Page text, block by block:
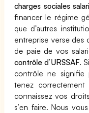
charges sociales
financer le régime
que d’autres
entreprise verse des
de paie de vos
contrôle d’URSSAF.
contrôle ne signifie
tenez
connaissez vos
s’en faire. Nous